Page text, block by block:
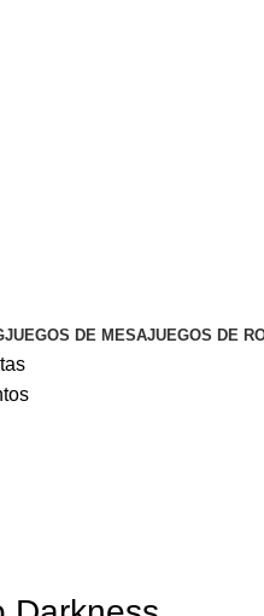
JUEGOS DE MESAJUEGOS DE